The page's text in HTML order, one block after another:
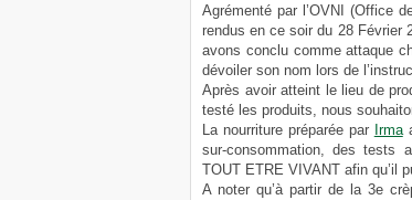
Agrémenté par l’OVNI (Office
rendus en ce soir du 28 Février
avons conclu comme attaque
dévoiler son nom lors de
Après avoir atteint le lieu de
testé les produits, nous
La nourriture préparée par Irma
sur-consommation, des tests
TOUT ETRE VIVANT afin qu’il
A noter qu’à partir de la 3e